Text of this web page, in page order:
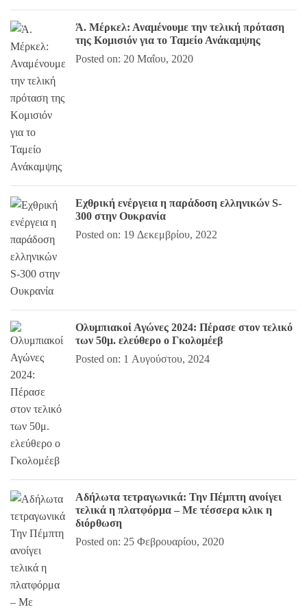
Ά. Μέρκελ: Αναμένουμε την τελική πρόταση
της Κομισιόν για το Ταμείο Ανάκαμψης
Posted on: 20 Μαΐου, 2020
Εχθρική ενέργεια η παράδοση ελληνικών S-
300 στην Ουκρανία
Posted on: 19 Δεκεμβρίου, 2022
Ολυμπιακοί Αγώνες 2024: Πέρασε στον τελικό
των 50μ. ελεύθερο ο Γκολομέεβ
Posted on: 1 Αυγούστου, 2024
Αδήλωτα τετραγωνικά: Την Πέμπτη ανοίγει
τελικά η πλατφόρμα – Με τέσσερα κλικ η
διόρθωση
Posted on: 25 Φεβρουαρίου, 2020